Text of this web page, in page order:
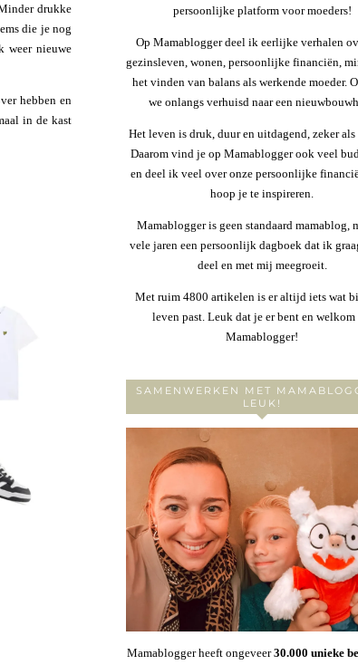
drukke
die je nog
weer nieuwe
hebben en
in de kast
persoonlijke platform voor moeders!
Op Mamablogger deel ik eerlijke verhalen
gezinsleven, wonen, persoonlijke financiën,
het vinden van balans als werkende moeder.
we onlangs verhuisd naar een
Het leven is druk, duur en uitdagend, zeker als
Daarom vind je op Mamablogger ook veel
en deel ik veel over onze persoonlijke
hoop je te inspireren.
Mamablogger is geen standaard mamablog,
vele jaren een persoonlijk dagboek dat ik
deel en met mij meegroeit.
Met ruim 4800 artikelen is er altijd iets wat
leven past. Leuk dat je er bent en
Mamablogger!
SAMENWERKEN MET
LEUK!
Mamablogger heeft ongeveer30.000 unieke